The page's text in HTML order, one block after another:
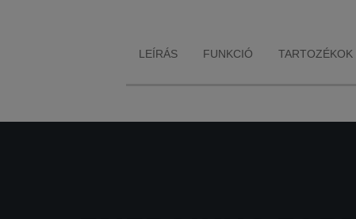
Franciaország, 2021
LEÍRÁS FUNKCIÓ TARTOZÉKOK